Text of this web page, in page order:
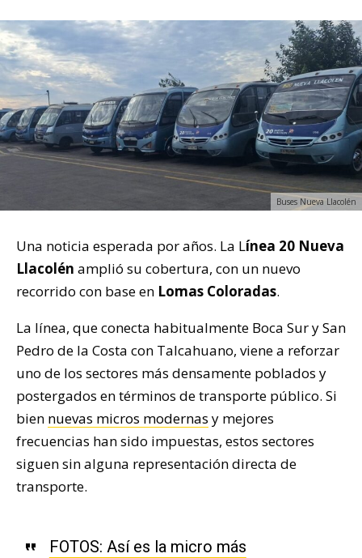
Buses Nueva Llacolén
Una noticia esperada por años. La Línea 20 Nueva
Llacolén amplió su cobertura, con un nuevo
recorrido con base en Lomas Coloradas.
La línea, que conecta habitualmente Boca Sur y San
Pedro de la Costa con Talcahuano, viene a reforzar
uno de los sectores más densamente poblados y
postergados en términos de transporte público. Si
bien nuevas micros modernas y mejores
frecuencias han sido impuestas, estos sectores
siguen sin alguna representación directa de
transporte.
FOTOS: Así es la micro más